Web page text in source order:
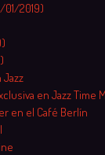
2019)
Jazz
en Jazz Time
en el Café Berlín